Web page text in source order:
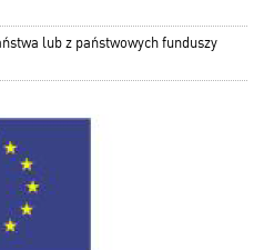
lub z państwowych funduszy